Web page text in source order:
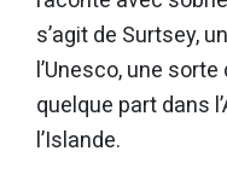
s’agit de Surtsey,
l’Unesco, une
quelque part dans
l’Islande.